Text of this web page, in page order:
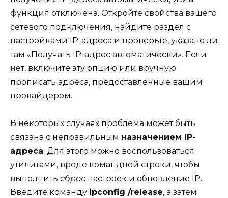
функция отключена. Откройте свойства вашего
сетевого подключения, найдите раздел с
настройками IP-адреса и проверьте, указано ли
там «Получать IP-адрес автоматически». Если
нет, включите эту опцию или вручную
прописать адреса, предоставленные вашим
провайдером.
В некоторых случаях проблема может быть
связана с неправильным назначением IP-
адреса. Для этого можно воспользоваться
утилитами, вроде командной строки, чтобы
выполнить сброс настроек и обновление IP.
Введите команду ipconfig /release, а затем